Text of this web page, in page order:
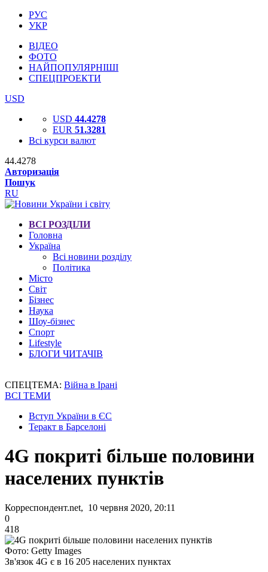
РУС
УКР
ВІДЕО
ФОТО
НАЙПОПУЛЯРНІШІ
СПЕЦПРОЕКТИ
USD
USD 44.4278
EUR 51.3281
Всі курси валют
44.4278
Авторизація
Пошук
RU
ВСІ РОЗДІЛИ
Головна
Україна
Всі новини розділу
Політика
Місто
Світ
Бізнес
Наука
Шоу-бізнес
Спорт
Lifestyle
БЛОГИ ЧИТАЧІВ
СПЕЦТЕМА: Війна в Ірані
ВСІ ТЕМИ
Вступ України в ЄС
Теракт в Барселоні
4G покриті більше половини
населених пунктів
Корреспондент.net, 10 червня 2020, 20:11
0
418
Фото: Getty Images
Зв'язок 4G є в 16 205 населених пунктах